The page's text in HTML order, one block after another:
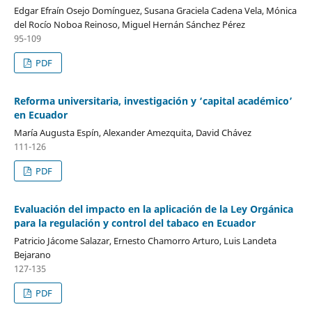
Edgar Efraín Osejo Domínguez, Susana Graciela Cadena Vela, Mónica
del Rocío Noboa Reinoso, Miguel Hernán Sánchez Pérez
95-109
PDF
Reforma universitaria, investigación y ‘capital académico’
en Ecuador
María Augusta Espín, Alexander Amezquita, David Chávez
111-126
PDF
Evaluación del impacto en la aplicación de la Ley Orgánica
para la regulación y control del tabaco en Ecuador
Patricio Jácome Salazar, Ernesto Chamorro Arturo, Luis Landeta
Bejarano
127-135
PDF